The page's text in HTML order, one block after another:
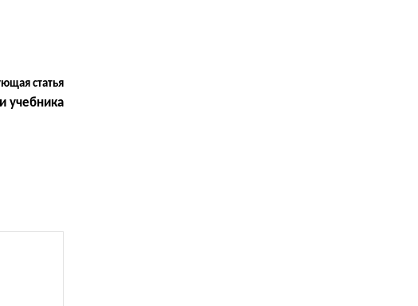
статья
учебника